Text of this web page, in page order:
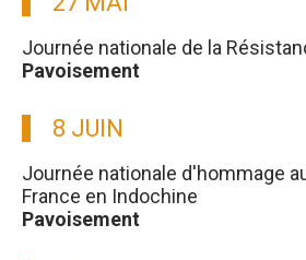
Journée nationale de la
Pavoisement
8 JUIN
Journée nationale d'hommage
France en Indochine
Pavoisement